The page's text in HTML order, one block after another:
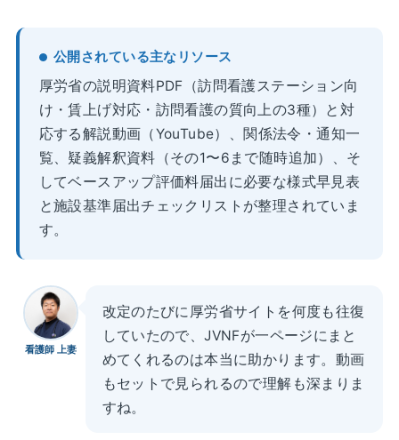
公開されている主なリソース
厚労省の説明資料PDF（訪問看護ステーション向
け・賃上げ対応・訪問看護の質向上の3種）と対
応する解説動画（YouTube）、関係法令・通知一
覧、疑義解釈資料（その1〜6まで随時追加）、そ
してベースアップ評価料届出に必要な様式早見表
と施設基準届出チェックリストが整理されていま
す。
看護師 上妻
改定のたびに厚労省サイトを何度も往復
していたので、JVNFが一ページにまと
めてくれるのは本当に助かります。動画
もセットで見られるので理解も深まりま
すね。